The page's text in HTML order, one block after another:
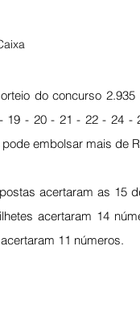
do concurso
- 20 - 21 - 22 - 24 -
embolsar mais de
acertaram as 15
acertaram 14
11 números.